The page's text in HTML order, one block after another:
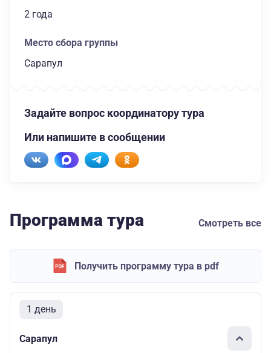
2 года
Место сбора группы
Сарапул
Задайте вопрос координатору тура
Или напишите в сообщении
Программа тура Смотреть все
Получить программу тура в pdf
1 день
Сарапул